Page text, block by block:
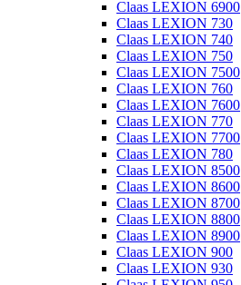
Claas LEXION 6900
Claas LEXION 730
Claas LEXION 740
Claas LEXION 750
Claas LEXION 7500
Claas LEXION 760
Claas LEXION 7600
Claas LEXION 770
Claas LEXION 7700
Claas LEXION 780
Claas LEXION 8500
Claas LEXION 8600
Claas LEXION 8700
Claas LEXION 8800
Claas LEXION 8900
Claas LEXION 900
Claas LEXION 930